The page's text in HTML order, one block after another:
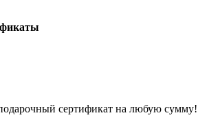
сертификат на любую сумму!